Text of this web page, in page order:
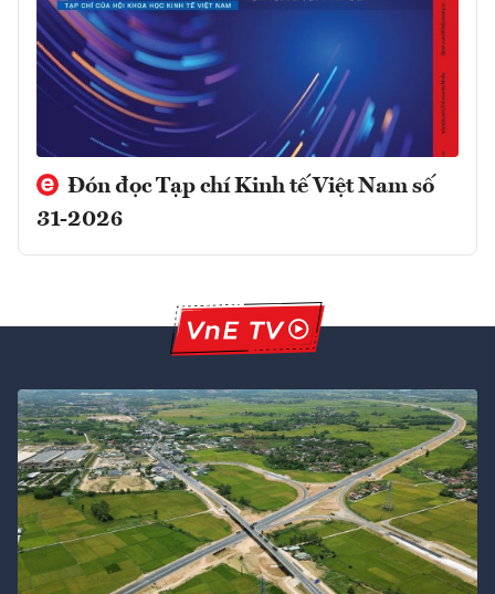
Đón đọc Tạp chí Kinh tế Việt Nam số
31-2026